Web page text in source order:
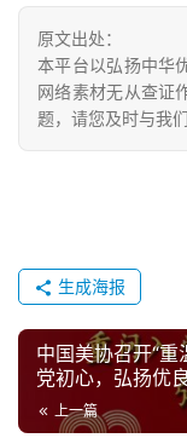
原文出处：
本平台以弘扬中华
网络素材无从查证
题，请您及时与我
生成海报
中国美协召开“
党初心，弘扬优
上一篇